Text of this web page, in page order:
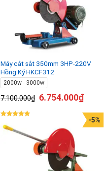
Máy cắt sắt 350mm 3HP-220V
Hồng Ký HKCF312
2000w - 3000w
7.100.000₫ 6.754.000₫
hạng5.00
-5%